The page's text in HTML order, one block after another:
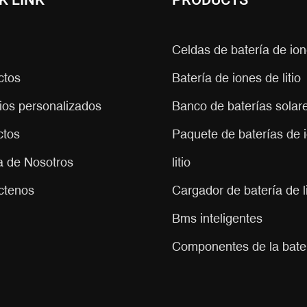
personalizados
de Nosotros
Celdas de batería de
Batería de iones de litio
Banco de baterías
Paquete de baterías de
litio
Cargador de batería de
Bms inteligentes
Componentes de la